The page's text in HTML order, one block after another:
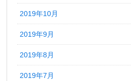
2019年10月
2019年9月
2019年8月
2019年7月